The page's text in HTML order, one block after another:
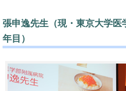
張申逸先生（現・東京大学
年目）